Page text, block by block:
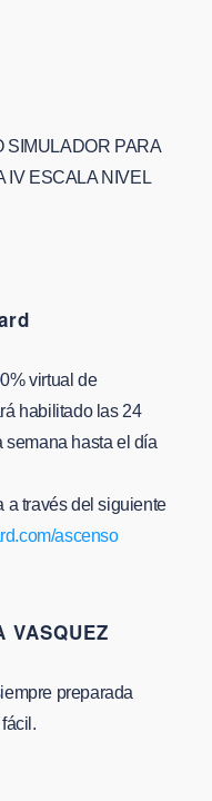
SIMULADOR PARA
IV ESCALA NIVEL
virtual de
habilitado las 24
semana hasta el día
a través del siguiente
ascenso
VASQUEZ
preparada